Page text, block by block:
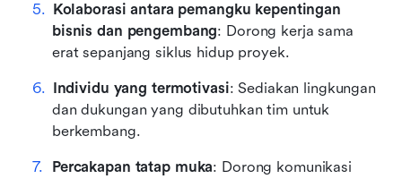
Kolaborasi antara pemangku kepentingan
bisnis dan pengembang: Dorong kerja sama
erat sepanjang siklus hidup proyek.
Individu yang termotivasi: Sediakan lingkungan
dan dukungan yang dibutuhkan tim untuk
berkembang.
Percakapan tatap muka: Dorong komunikasi